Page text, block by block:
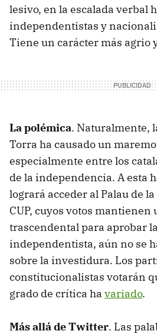
lesivo, en la escalada verbal
independentistas y
Tiene un carácter más agrio
La polémica. Naturalmente,
Torra ha causado un
especialmente entre los
de la independencia. A esta
logrará acceder al Palau de
CUP, cuyos votos mantienen
trascendental para aprobar
independentista, aún no se
sobre la investidura. Los
constitucionalistas votarán
grado de crítica ha variado.
Más allá de Twitter. Las